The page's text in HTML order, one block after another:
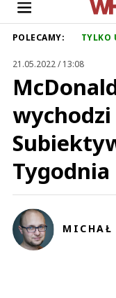
POLECAMY: TYLKO
21.05.2022 / 13:08
wychodzi
Tygodnia
MICHAŁ